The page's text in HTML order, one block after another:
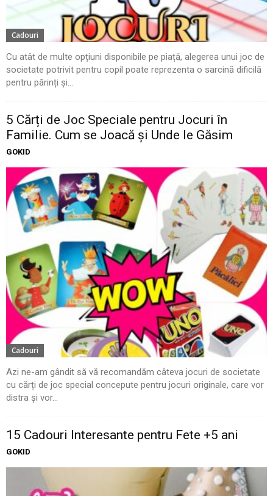
Cadouri
Cu atât de multe opțiuni disponibile pe piață, alegerea unui joc de
societate potrivit pentru copil poate reprezenta o sarcină dificilă
pentru părinți și...
5 Cărți de Joc Speciale pentru Jocuri în
Familie. Cum se Joacă și Unde le Găsim
GOKID
Cadouri
Azi ne-am gândit să vă recomandăm câteva jocuri de societate
cu cărți de joc special concepute pentru jocuri originale, care vor
distra și vor...
15 Cadouri Interesante pentru Fete +5 ani
GOKID